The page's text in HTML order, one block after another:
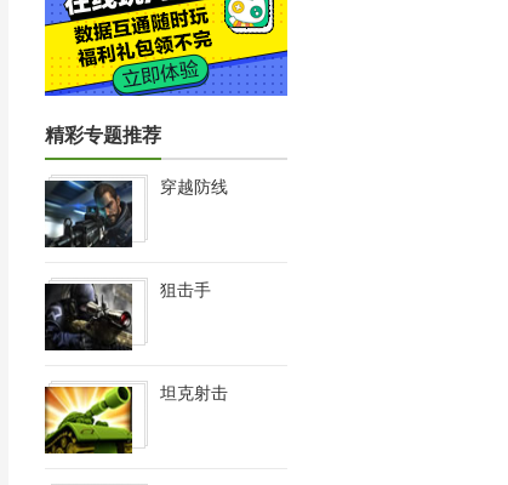
精彩专题推荐
穿越防线
狙击手
坦克射击